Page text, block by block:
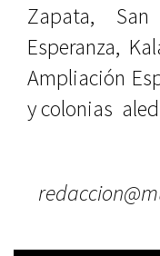
Zapata,
Esperanza,
Ampliación
y colonias